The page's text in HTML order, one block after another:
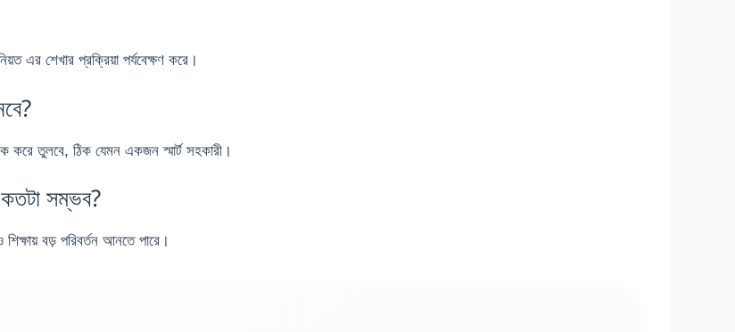
এর শেখার প্রক্রিয়া পর্যবেক্ষণ করে।
করে তুলবে, ঠিক যেমন একজন স্মার্ট সহকারী।
সম্ভব?
বড় পরিবর্তন আনতে পারে।